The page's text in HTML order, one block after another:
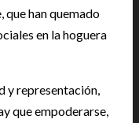
que han quemado
en la hoguera
y representación,
que empoderarse,